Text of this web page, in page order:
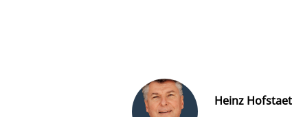
Heinz